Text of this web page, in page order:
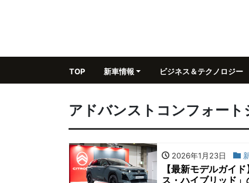
TOP 新車情報 ビジネス＆テクノロジー
アドバンストコンフォート
2026年1月23日
【最新モデルガイ
ス・ハイブリッド